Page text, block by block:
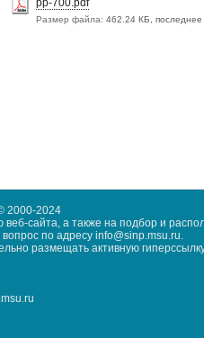
pp-700.pdf
Размер файла: 462.24 КБ,
2000-2024
сайта, а также на подбор и
по адресу info@sinp.msu.ru.
размещать активную